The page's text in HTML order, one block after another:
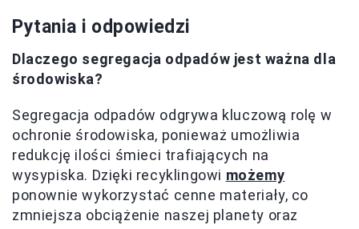
Pytania i odpowiedzi
Dlaczego segregacja odpadów jest ważna dla
środowiska?
Segregacja odpadów odgrywa kluczową rolę w
ochronie środowiska, ponieważ umożliwia
redukcję ilości śmieci trafiających na
wysypiska. Dzięki recyklingowi możemy
ponownie wykorzystać cenne materiały, co
zmniejsza obciążenie naszej planety oraz